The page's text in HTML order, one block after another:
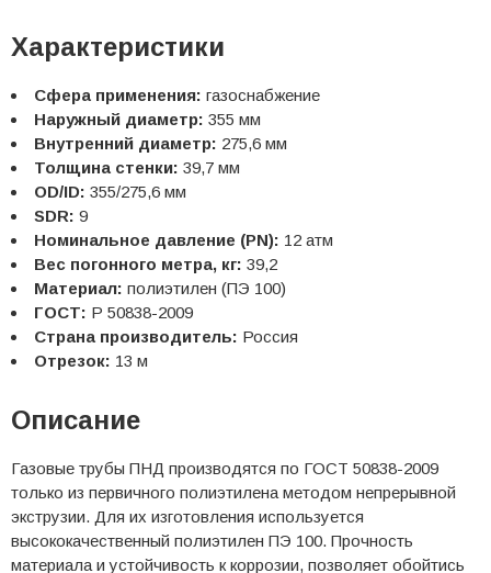
Характеристики
Сфера применения: газоснабжение
Наружный диаметр: 355 мм
Внутренний диаметр: 275,6 мм
Толщина стенки: 39,7 мм
OD/ID: 355/275,6 мм
SDR: 9
Номинальное давление (PN): 12 атм
Вес погонного метра, кг: 39,2
Материал: полиэтилен (ПЭ 100)
ГОСТ: Р 50838-2009
Страна производитель: Россия
Отрезок: 13 м
Описание
Газовые трубы ПНД производятся по ГОСТ 50838-2009
только из первичного полиэтилена методом непрерывной
экструзии. Для их изготовления используется
высококачественный полиэтилен ПЭ 100. Прочность
материала и устойчивость к коррозии, позволяет обойтись